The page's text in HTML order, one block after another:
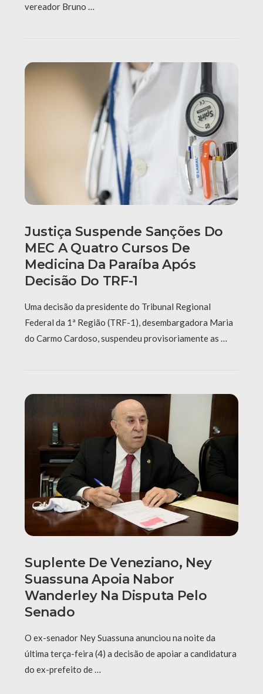
vereador Bruno …
Justiça Suspende Sanções Do
MEC A Quatro Cursos De
Medicina Da Paraíba Após
Decisão Do TRF-1
Uma decisão da presidente do Tribunal Regional
Federal da 1ª Região (TRF-1), desembargadora Maria
do Carmo Cardoso, suspendeu provisoriamente as …
Suplente De Veneziano, Ney
Suassuna Apoia Nabor
Wanderley Na Disputa Pelo
Senado
O ex-senador Ney Suassuna anunciou na noite da
última terça-feira (4) a decisão de apoiar a candidatura
do ex-prefeito de …